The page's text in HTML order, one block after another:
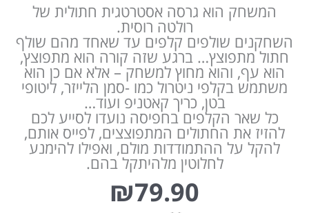
המשחק הוא גרסה אסטרטגית חתולית של
רולטה רוסית.
השחקנים שולפים קלפים עד שאחד מהם שולף
חתול מתפוצץ… ברגע שזה קורה הוא מתפוצץ,
הוא עף, והוא מחוץ למשחק – אלא אם כן הוא
משתמש בקלפי ניטרול כמו -סמן הלייזר, ליטופי
בטן, כריך קאטניפ ועוד…
כל שאר הקלפים בחפיסה נועדו לסייע לכם
להזיז את החתולים המתפוצצים, לפייס אותם,
להקל על ההתמודדות מולם, ואפילו להימנע
לחלוטין מלהיתקל בהם.
₪79.90